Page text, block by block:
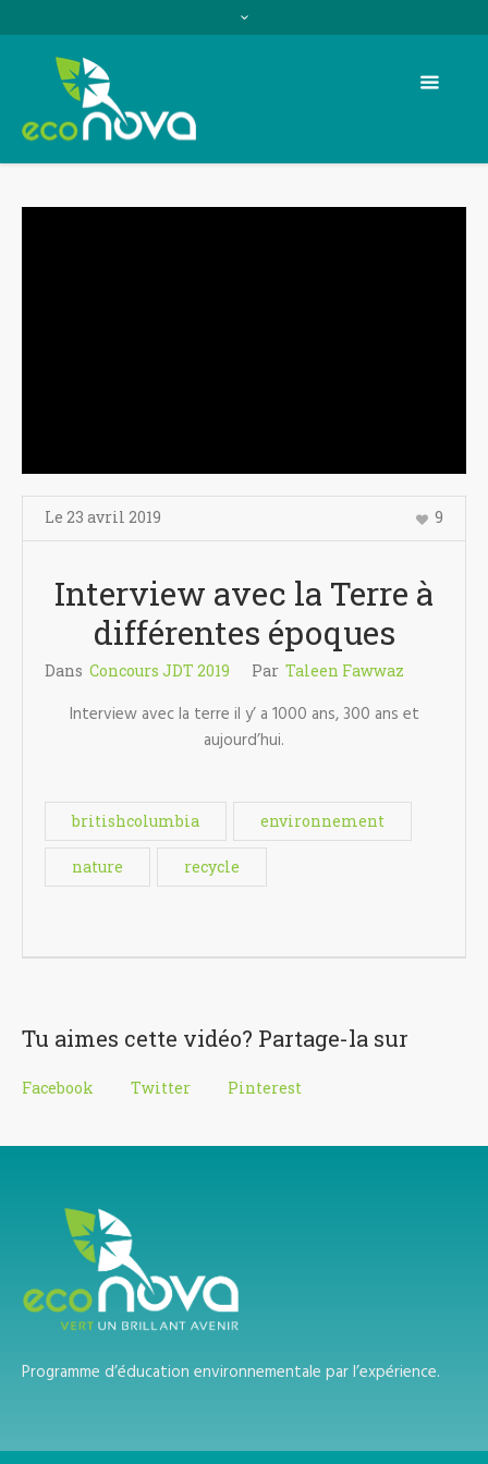
Le 23 avril 2019 9
Interview avec la Terre à
différentes époques
Dans Concours JDT 2019 Par Taleen Fawwaz
Interview avec la terre il y’ a 1000 ans, 300 ans et
aujourd’hui.
britishcolumbia environnement
nature recycle
Tu aimes cette vidéo? Partage-la sur
Facebook Twitter Pinterest
Programme d’éducation environnementale par l’expérience.